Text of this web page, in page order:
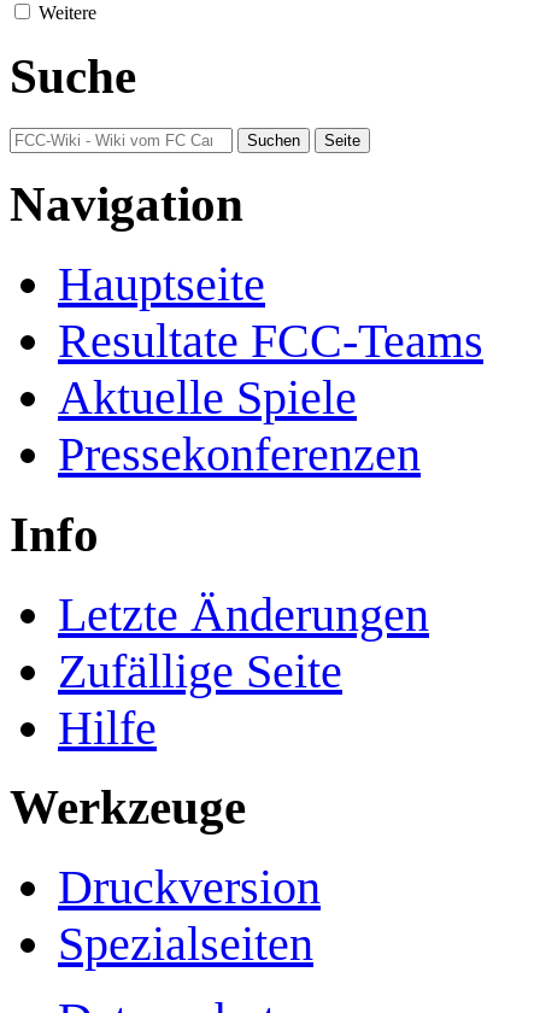
Weitere
Suche
Navigation
Hauptseite
Resultate FCC-Teams
Aktuelle Spiele
Pressekonferenzen
Info
Letzte Änderungen
Zufällige Seite
Hilfe
Werkzeuge
Druckversion
Spezialseiten